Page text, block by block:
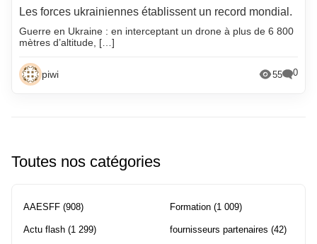
Les forces ukrainiennes établissent un record mondial.
Guerre en Ukraine : en interceptant un drone à plus de 6 800
mètres d’altitude, […]
piwi 55 0
Toutes nos catégories
AAESFF (908)
Actu flash (1 299)
Formation (1 009)
fournisseurs partenaires (42)